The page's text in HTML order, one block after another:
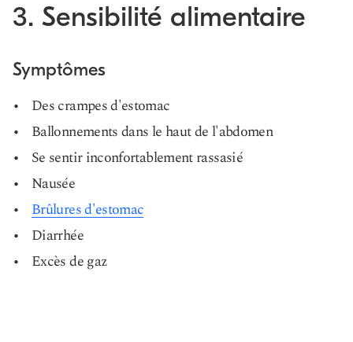
3. Sensibilité alimentaire
Symptômes
Des crampes d'estomac
Ballonnements dans le haut de l'abdomen
Se sentir inconfortablement rassasié
Nausée
Brûlures d'estomac
Diarrhée
Excès de gaz